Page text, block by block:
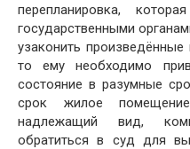
перепланировка,
государственными
узаконить
то ему необходимо
состояние в разумные
срок жилое
надлежащий вид,
обратиться в суд для